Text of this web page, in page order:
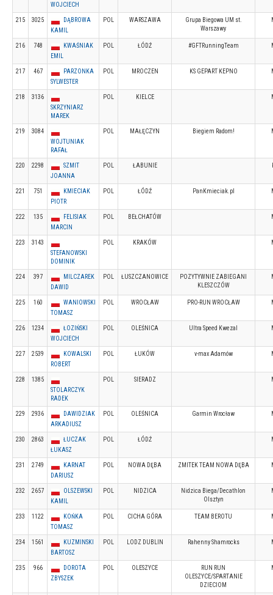
WOJCIECH
215 3025
DĄBROWA
KAMIL
POL WARSZAWA
Grupa Biegowa UM st.
Warszawy
216 748
KWAŚNIAK
EMIL
POL ŁÓDŹ #GFTRunningTeam
217 467
PARZONKA
SYLWESTER
POL MROCZEN KS GEPART KEPNO
218
3136
SKRZYNIARZ
MAREK
POL KIELCE
219
3084
WOJTUNIAK
RAFAŁ
POL MAŁĘCZYN Biegiem Radom!
220 2298
SZMIT
JOANNA
POL ŁABUNIE
221 751
KMIECIAK
PIOTR
POL ŁÓDŹ PanKmieciak.pl
222 135
FELISIAK
MARCIN
POL BEŁCHATÓW
223
3143
STEFANOWSKI
DOMINIK
POL KRAKÓW
224 397
MILCZAREK
DAWID
POL ŁUSZCZANOWICE
POZYTYWNIE ZABIEGANI
KLESZCZÓW
225 160
WANIOWSKI
TOMASZ
POL WROCŁAW PRO-RUN WROCŁAW
226 1234
ŁOZIŃSKI
WOJCIECH
POL OLEŚNICA Ultra Speed Kwezal
227 2539
KOWALSKI
ROBERT
POL ŁUKÓW v-max Adamów
228
1385
STOLARCZYK
RADEK
POL SIERADZ
229 2936
DAWIDZIAK
ARKADIUSZ
POL OLEŚNICA Garmin Wrocław
230 2863
ŁUCZAK
ŁUKASZ
POL ŁÓDŹ
231 2749
KARNAT
DARIUSZ
POL NOWA DĘBA ZMITEK TEAM NOWA DĘBA
232 2657
OLSZEWSKI
KAMIL
POL NIDZICA
Nidzica Biega/Decathlon
Olsztyn
233 1122
KOŃKA
TOMASZ
POL CICHA GÓRA TEAM BEROTU
234 1561
KUZMINSKI
BARTOSZ
POL LODZ DUBLIN Rahenny Shamrocks
235 966
DOROTA
ZBYSZEK
POL OLESZYCE
RUN RUN
OLESZYCE/SPARTANIE
DZIECIOM